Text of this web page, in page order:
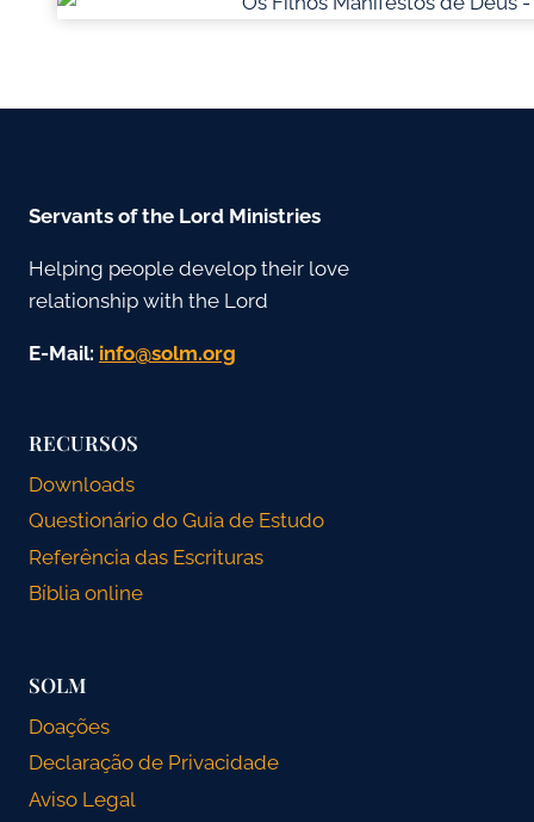
Servants of the Lord Ministries
Helping people develop their love
relationship with the Lord
E-Mail: gro.mlos@ofni
RECURSOS
Downloads
Questionário do Guia de Estudo
Referência das Escrituras
Bíblia online
SOLM
Doações
Declaração de Privacidade
Aviso Legal